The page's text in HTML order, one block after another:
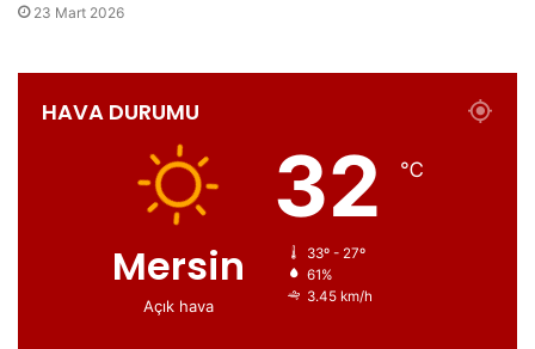
23 Mart 2026
HAVA DURUMU
Mersin
Açık hava
32 ℃
33º - 27º
61%
3.45 km/h